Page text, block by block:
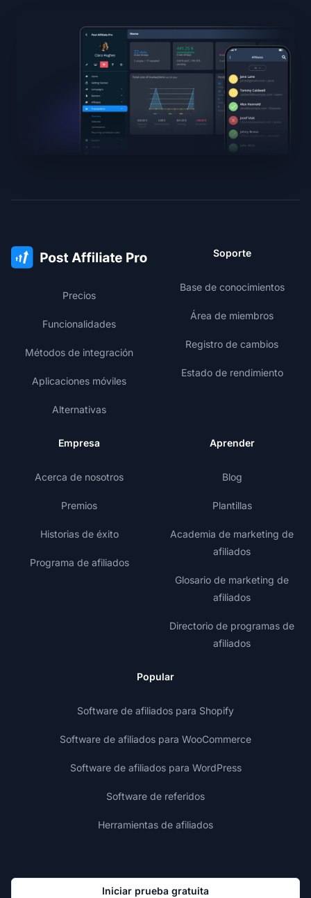
Precios
Funcionalidades
Métodos de integración
Aplicaciones móviles
Alternativas
Soporte
Base de conocimientos
Área de miembros
Registro de cambios
Estado de rendimiento
Empresa
Acerca de nosotros
Premios
Historias de éxito
Programa de afiliados
Aprender
Blog
Plantillas
Academia de marketing de
afiliados
Glosario de marketing de
afiliados
Directorio de programas de
afiliados
Popular
Software de afiliados para Shopify
Software de afiliados para WooCommerce
Software de afiliados para WordPress
Software de referidos
Herramientas de afiliados
Iniciar prueba gratuita